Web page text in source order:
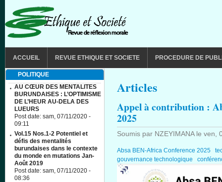
ACCUEIL REVUE ETHIQUE ET SOCIETE PROCEDURE DE
Articles
Appel à contribution :
2025
Soumis par NZEYIMANAle ven,
Absa BEN-Africa Conference 2025
gouvernance technologique
POLITIQUE
AU CŒUR DES MENTALITES
BURUNDAISES : L’OPTIMISME
DE L’HEUR AU-DELA DES
LUEURS
Post date: sam, 07/11/2020 -
09:11
Vol.15 Nos.1-2 Potentiel et
défis des mentalités
burundaises dans le contexte
du monde en mutations Jan-
Août 2019
Post date: sam, 07/11/2020 -
08:36